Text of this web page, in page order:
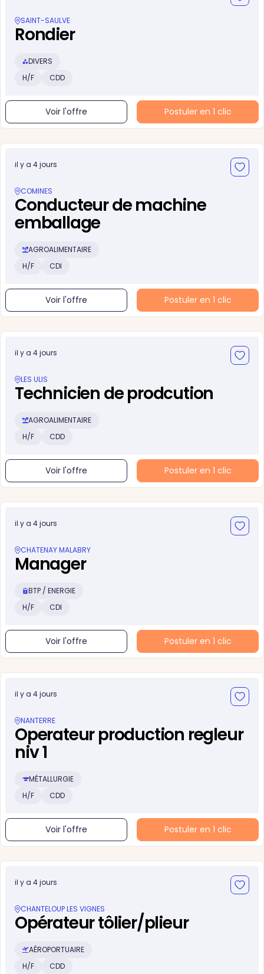
SAINT-SAULVE
Rondier
DIVERS
H/F
CDD
Voir l'offre Postuler en 1 clic
il y a 4 jours
COMINES
Conducteur de machine
emballage
AGROALIMENTAIRE
H/F
CDI
Voir l'offre Postuler en 1 clic
il y a 4 jours
LES ULIS
Technicien de prodcution
AGROALIMENTAIRE
H/F
CDD
Voir l'offre Postuler en 1 clic
il y a 4 jours
CHATENAY MALABRY
Manager
BTP / ENERGIE
H/F
CDI
Voir l'offre Postuler en 1 clic
il y a 4 jours
NANTERRE
Operateur production regleur
niv 1
MÉTALLURGIE
H/F
CDD
Voir l'offre Postuler en 1 clic
il y a 4 jours
CHANTELOUP LES VIGNES
Opérateur tôlier/plieur
AÉROPORTUAIRE
H/F
CDD